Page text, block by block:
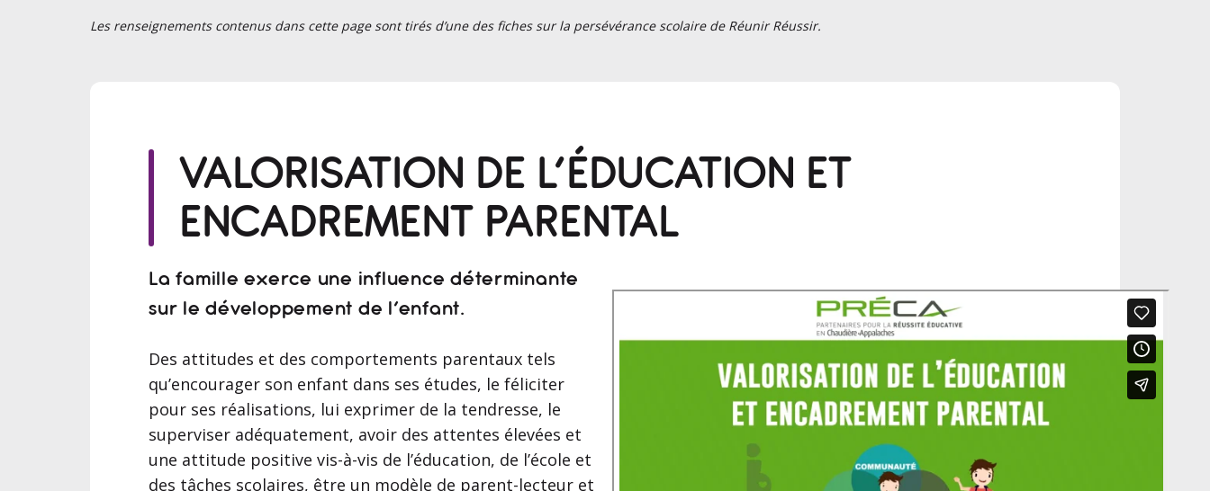
Les renseignements contenus dans cette page sont tirés d’une des fiches sur la persévérance scolaire de Réunir Réussir.
VALORISATION DE L’ÉDUCATION ET
ENCADREMENT PARENTAL
La famille exerce une influence déterminante
sur le développement de l’enfant.
Des attitudes et des comportements parentaux tels
qu’encourager son enfant dans ses études, le féliciter
pour ses réalisations, lui exprimer de la tendresse, le
superviser adéquatement, avoir des attentes élevées et
une attitude positive vis-à-vis de l’éducation, de l’école et
des tâches scolaires, être un modèle de parent-lecteur et